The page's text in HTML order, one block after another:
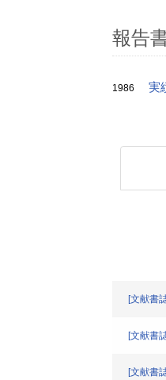
報告
1986 実
[文献書
[文献書
[文献書